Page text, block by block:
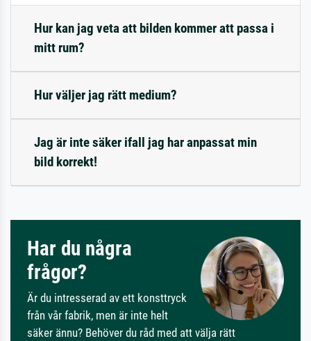
Hur kan jag veta att bilden kommer att passa i
mitt rum?
Hur väljer jag rätt medium?
Jag är inte säker ifall jag har anpassat min
bild korrekt!
Har du några
frågor?
Är du intresserad av ett konsttryck
från vår fabrik, men är inte helt
säker ännu? Behöver du råd med att välja rätt